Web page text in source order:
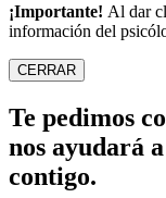
¡Importante! Al dar
información del
CERRAR
Te pedimos
nos ayudará
contigo.